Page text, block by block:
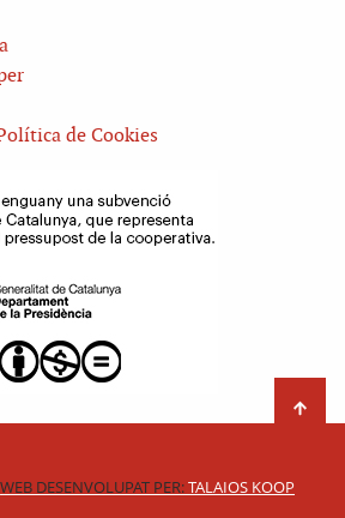
de Cookies
WEB DESENVOLUPAT PER:TALAIOS KOOP